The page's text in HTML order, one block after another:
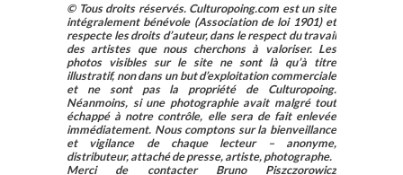
© Tous droits réservés. Culturopoing.com est un site
intégralement bénévole (Association de loi 1901) et
respecte les droits d’auteur, dans le respect du travail
des artistes que nous cherchons à valoriser. Les
photos visibles sur le site ne sont là qu’à titre
illustratif, non dans un but d’exploitation commerciale
et ne sont pas la propriété de Culturopoing.
Néanmoins, si une photographie avait malgré tout
échappé à notre contrôle, elle sera de fait enlevée
immédiatement. Nous comptons sur la bienveillance
et vigilance de chaque lecteur – anonyme,
distributeur, attaché de presse, artiste, photographe.
Merci de contacter Bruno Piszczorowicz